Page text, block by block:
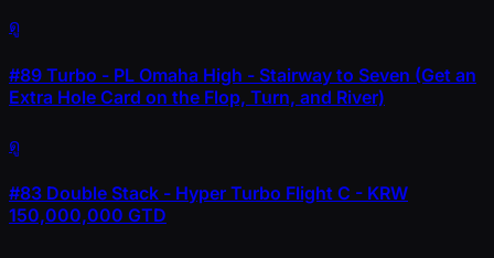
ดู
#89 Turbo - PL Omaha High - Stairway to Seven (Get an
Extra Hole Card on the Flop, Turn, and River)
ดู
#83 Double Stack - Hyper Turbo Flight C - KRW
150,000,000 GTD